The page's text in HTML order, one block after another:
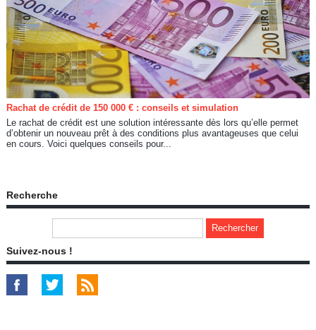
Rachat de crédit de 150 000 € : conseils et simulation
Le rachat de crédit est une solution intéressante dès lors qu’elle permet
d’obtenir un nouveau prêt à des conditions plus avantageuses que celui
en cours. Voici quelques conseils pour...
Recherche
Suivez-nous !